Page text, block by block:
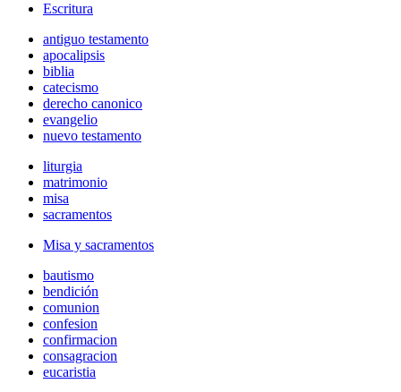
Escritura
antiguo testamento
apocalipsis
biblia
catecismo
derecho canonico
evangelio
nuevo testamento
liturgia
matrimonio
misa
sacramentos
Misa y sacramentos
bautismo
bendición
comunion
confesion
confirmacion
consagracion
eucaristia